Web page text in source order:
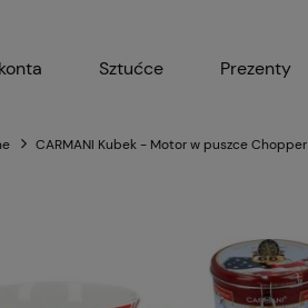
Sztućce Prezenty
CARMANI Kubek - Motor w puszce Chopper